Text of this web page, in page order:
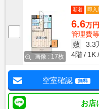
画像 : 17枚
新着 即入
6.6万円
管理費
敷
3.3
4階
1K
空室確認 無料
お店